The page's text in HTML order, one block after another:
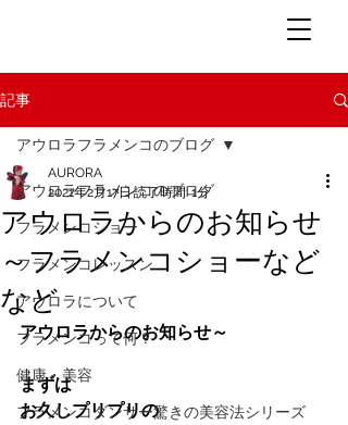
記事
アウロラフラメンコのブログ
フラメンコショー
フラメンコレッスン
アウロラについて
フラメンコって何？
健康・美容
フラメンコダンサー驚きの美容法シリーズ
アウロラフラメンコのブログ
アウロラからのお知らせ
～フラメンコショーなど
など
AURORA
2021年2月17日読了時間: 1分
アウロラからのお知らせ～
まずは
お久しプリプリの